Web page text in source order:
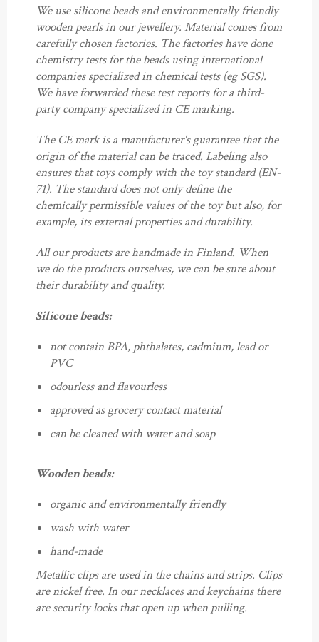
We use silicone beads and environmentally friendly
wooden pearls in our jewellery. Material comes from
carefully chosen factories. The factories have done
chemistry tests for the beads using international
companies specialized in chemical tests (eg SGS).
We have forwarded these test reports for a third-
party company specialized in CE marking.
The CE mark is a manufacturer's guarantee that the
origin of the material can be traced. Labeling also
ensures that toys comply with the toy standard (EN-
71). The standard does not only define the
chemically permissible values ​​of the toy but also, for
example, its external properties and durability.
All our products are handmade in Finland. When
we do the products ourselves, we can be sure about
their durability and quality.
Silicone beads:
not contain BPA, phthalates, cadmium, lead or
PVC
odourless and flavourless
approved as grocery contact material
can be cleaned with water and soap
Wooden beads:
organic and environmentally friendly
wash with water
hand-made
Metallic clips are used in the chains and strips. Clips
are nickel free. In our necklaces and keychains there
are security locks that open up when pulling.